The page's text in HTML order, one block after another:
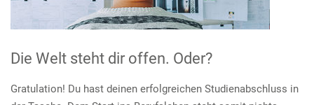
n
Die Welt steht dir offen. Oder?
Gratulation! Du hast deinen erfolgreichen Studienabschluss in